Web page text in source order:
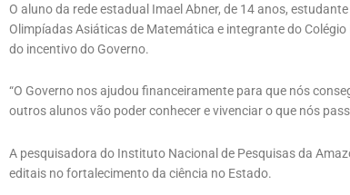
O aluno da rede estadual Imael Abner, de 14 anos,
Olimpíadas Asiáticas de Matemática e integrante do
do incentivo do Governo.
“O Governo nos ajudou financeiramente para que nós
outros alunos vão poder conhecer e vivenciar o que nós
A pesquisadora do Instituto Nacional de Pesquisas da
editais no fortalecimento da ciência no Estado.